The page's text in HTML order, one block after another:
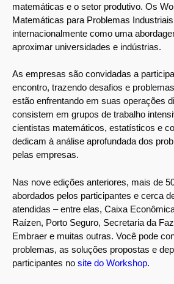
matemáticas e o setor produtivo. Os
Matemáticas para Problemas
internacionalmente como uma
aproximar universidades e indústrias.
As empresas são convidadas a
encontro, trazendo desafios e
estão enfrentando em suas operações
consistem em grupos de trabalho
cientistas matemáticos, estatísticos e
dedicam à análise aprofundada dos
pelas empresas.
Nas nove edições anteriores, mais de
abordados pelos participantes e cerca
atendidas – entre elas, Caixa
Raízen, Porto Seguro, Secretaria da
Embraer e muitas outras. Você pode
problemas, as soluções propostas e
participantes no site do Workshop.